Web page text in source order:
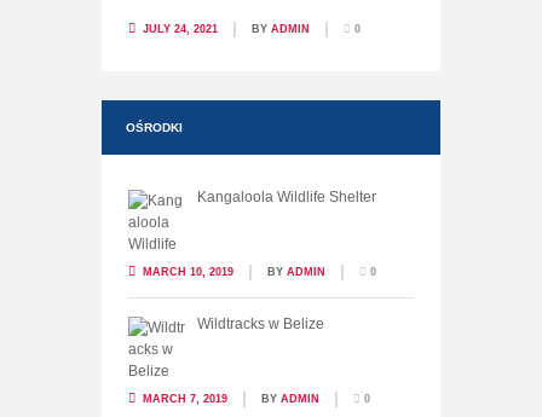
JULY 24, 2021 BY ADMIN 0
OŚRODKI
Kangaloola Wildlife Shelter
MARCH 10, 2019 BY ADMIN 0
Wildtracks w Belize
MARCH 7, 2019 BY ADMIN 0